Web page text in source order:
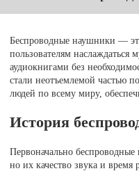
Беспроводные наушники —
пользователям наслаждаться
аудиокнигами без
стали неотъемлемой частью
людей по всему миру,
История
Первоначально
но их качество звука и время